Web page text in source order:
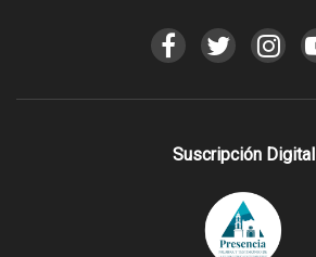
Suscripción Digital